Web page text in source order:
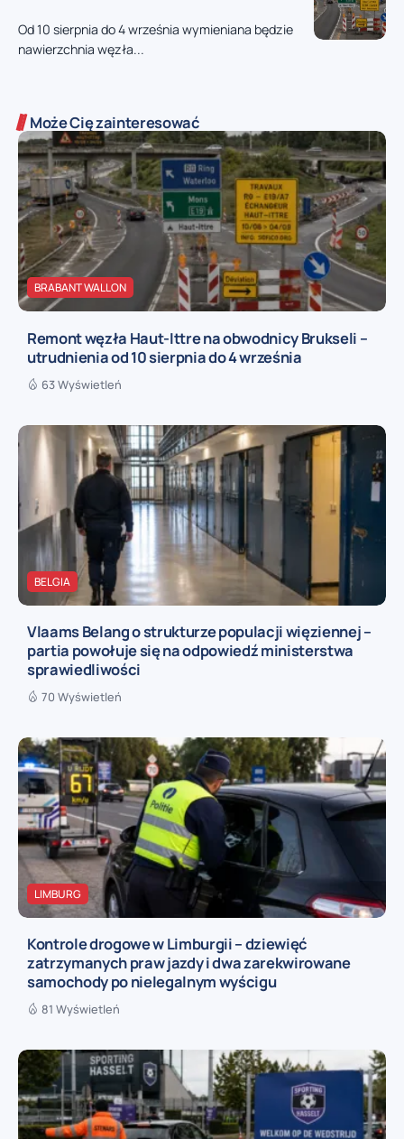
Od 10 sierpnia do 4 września wymieniana będzie
nawierzchnia węzła...
Może Cię zainteresować
BRABANT WALLON
Remont węzła Haut-Ittre na obwodnicy Brukseli –
utrudnienia od 10 sierpnia do 4 września
63 Wyświetleń
BELGIA
Vlaams Belang o strukturze populacji więziennej –
partia powołuje się na odpowiedź ministerstwa
sprawiedliwości
70 Wyświetleń
LIMBURG
Kontrole drogowe w Limburgii – dziewięć
zatrzymanych praw jazdy i dwa zarekwirowane
samochody po nielegalnym wyścigu
81 Wyświetleń